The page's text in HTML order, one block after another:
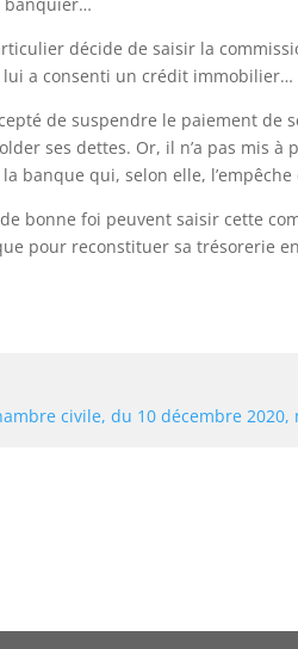
décide de saisir la
a consenti un crédit immobilier…
de suspendre le paiement de
ses dettes. Or, il n’a pas mis
banque qui, selon elle,
bonne foi peuvent saisir cette
pour reconstituer sa trésorerie
civile, du 10 décembre 2020,